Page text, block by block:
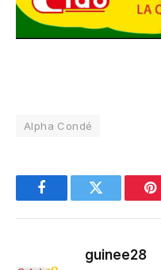
Alpha Condé
FacebookTwitter
guinee28